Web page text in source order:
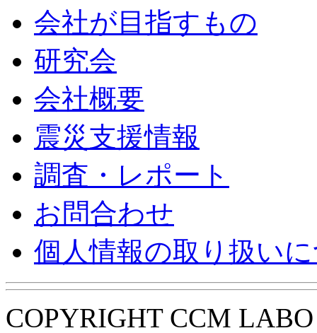
会社が目指すもの
研究会
会社概要
震災支援情報
調査・レポート
お問合わせ
個人情報の取り扱い
COPYRIGHT CCM